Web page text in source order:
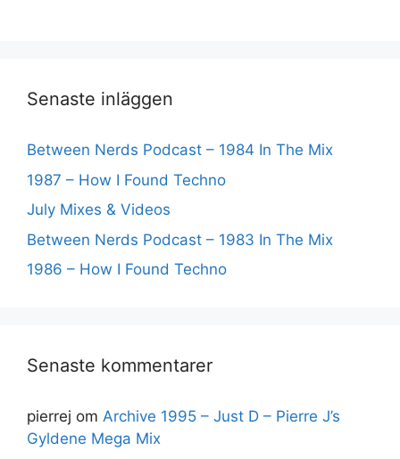
Senaste inläggen
Between Nerds Podcast – 1984 In The Mix
1987 – How I Found Techno
July Mixes & Videos
Between Nerds Podcast – 1983 In The Mix
1986 – How I Found Techno
Senaste kommentarer
pierrej om Archive 1995 – Just D – Pierre J’s
Gyldene Mega Mix